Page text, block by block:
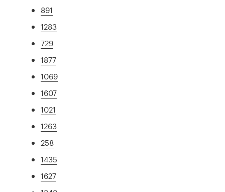
891
1283
729
1877
1069
1607
1021
1263
258
1435
1627